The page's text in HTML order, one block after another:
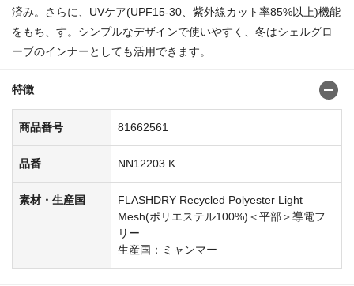
済み。さらに、UVケア(UPF15-30、紫外線カット率85%以上)機能
をもち、す。シンプルなデザインで使いやすく、冬はシェルグロ
ーブのインナーとしても活用できます。
特徴
商品番号 81662561
品番 NN12203 K
素材・生産国
FLASHDRY Recycled Polyester Light
Mesh(ポリエステル100%)＜平部＞導電フ
リー
生産国：ミャンマー